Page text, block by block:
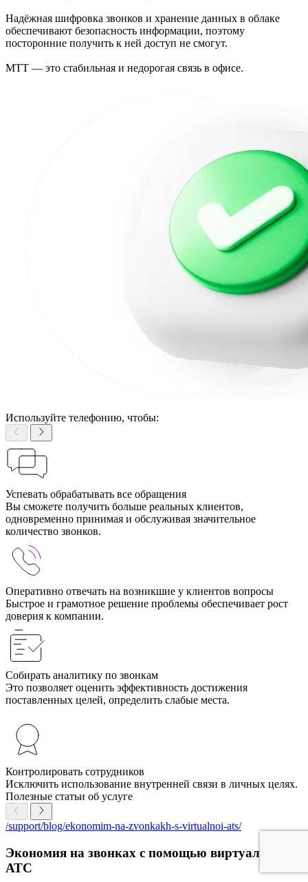
Надёжная шифровка звонков и хранение данных в облаке
обеспечивают безопасность информации, поэтому
посторонние получить к ней доступ не смогут.
МТТ — это стабильная и недорогая связь в офисе.
Используйте телефонию, чтобы:
Успевать обрабатывать все обращения
Вы сможете получить больше реальных клиентов,
одновременно принимая и обслуживая значительное
количество звонков.
Оперативно отвечать на возникшие у клиентов вопросы
Быстрое и грамотное решение проблемы обеспечивает рост
доверия к компании.
Собирать аналитику по звонкам
Это позволяет оценить эффективность достижения
поставленных целей, определить слабые места.
Контролировать сотрудников
Исключить использование внутренней связи в личных целях.
Полезные статьи об услуге
/support/blog/ekonomim-na-zvonkakh-s-virtualnoi-ats/
Экономия на звонках с помощью виртуальной
АТС